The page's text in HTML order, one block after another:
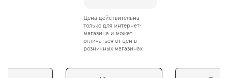
Цена действительна
только для интернет-
магазина и может
отличаться от цен в
розничных магазинах